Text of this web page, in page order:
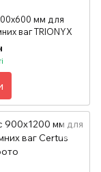
мм для
ваг TRIONYX